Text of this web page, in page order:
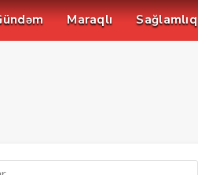
Maraqlı Sağlamlıq